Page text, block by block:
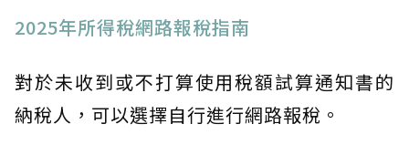
2025年所得稅網路報稅指南
對於未收到或不打算使用稅額試算通知書的
納稅人，可以選擇自行進行網路報稅。